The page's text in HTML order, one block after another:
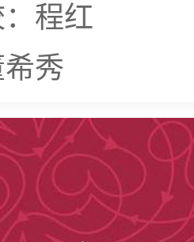
程红
秀